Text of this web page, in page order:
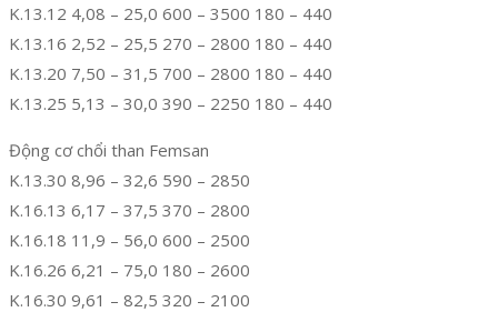
K.13.12 4,08 – 25,0 600 – 3500 180 – 440
K.13.16 2,52 – 25,5 270 – 2800 180 – 440
K.13.20 7,50 – 31,5 700 – 2800 180 – 440
K.13.25 5,13 – 30,0 390 – 2250 180 – 440
Động cơ chổi than Femsan
K.13.30 8,96 – 32,6 590 – 2850
K.16.13 6,17 – 37,5 370 – 2800
K.16.18 11,9 – 56,0 600 – 2500
K.16.26 6,21 – 75,0 180 – 2600
K.16.30 9,61 – 82,5 320 – 2100